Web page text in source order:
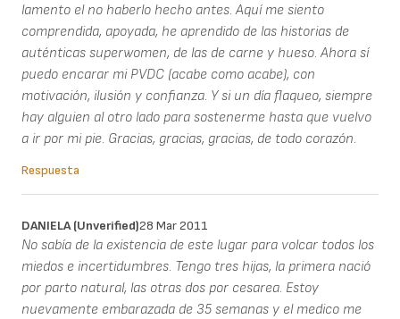
lamento el no haberlo hecho antes. Aquí me siento
comprendida, apoyada, he aprendido de las historias de
auténticas superwomen, de las de carne y hueso. Ahora sí
puedo encarar mi PVDC (acabe como acabe), con
motivación, ilusión y confianza. Y si un día flaqueo, siempre
hay alguien al otro lado para sostenerme hasta que vuelvo
a ir por mi pie. Gracias, gracias, gracias, de todo corazón.
Respuesta
DANIELA (unverified)28 Mar 2011
No sabía de la existencia de este lugar para volcar todos los
miedos e incertidumbres. Tengo tres hijas, la primera nació
por parto natural, las otras dos por cesarea. Estoy
nuevamente embarazada de 35 semanas y el medico me